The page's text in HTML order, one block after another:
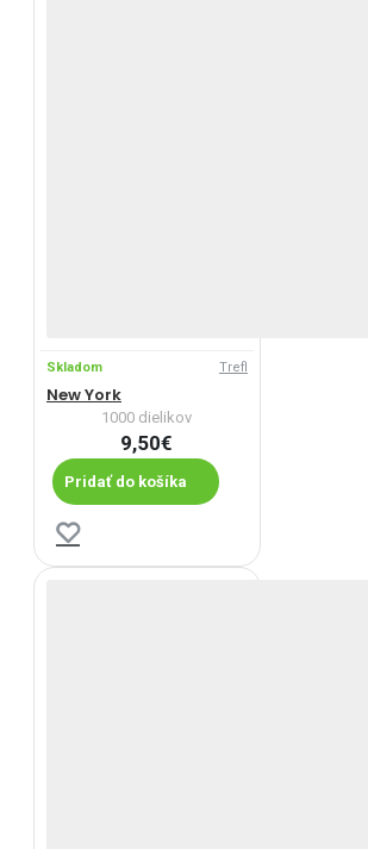
Skladom Trefl
New York
1000 dielikov
9,50€
Pridať do košíka